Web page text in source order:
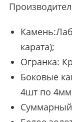
карата);
Огранка:
Боковые
4шт по